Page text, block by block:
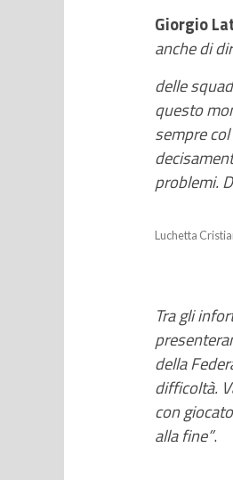
Giorgio
anche di
delle
questo
sempre
problemi.
Luchetta
Tra gli
della
difficoltà.
con
alla fine”.